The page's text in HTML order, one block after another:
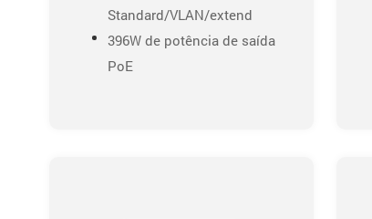
Standard/VLAN/extend
396W de potência de saída
PoE